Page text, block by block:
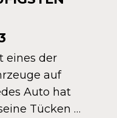
eines der
auf
Auto hat
Tücken …